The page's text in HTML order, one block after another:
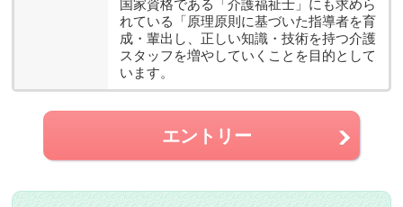
国家資格である「介護福祉士」にも求めら
れている「原理原則に基づいた指導者を育
成・輩出し、正しい知識・技術を持つ介護
スタッフを増やしていくことを目的として
います。
エントリー